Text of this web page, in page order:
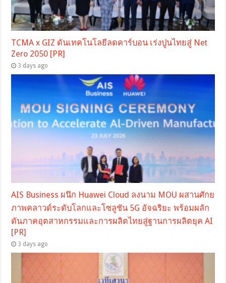
TCMA x GIZ ดันเทคโนโลยีลดคาร์บอน เร่งปูนไทยสู่ Net
Zero 2050 [PR]
3 days ago
AIS Business ผนึก Huawei Cloud ลงนาม MOU ผสานศักย
ภาพคลาวด์ระดับโลกและโซลูชัน 5G อัจฉริยะ พร้อมผลัก
ดันภาคอุตสาหกรรมและการผลิตไทยสู่ฐานการผลิตยุค AI
[PR]
3 days ago